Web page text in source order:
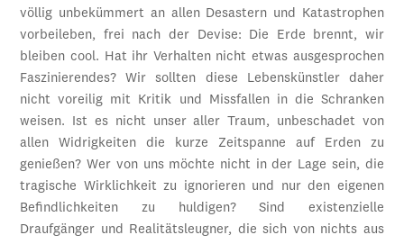
völlig unbekümmert an allen Desastern und Katastrophen
vorbeileben, frei nach der Devise: Die Erde brennt, wir
bleiben cool. Hat ihr Verhalten nicht etwas ausgesprochen
Faszinierendes? Wir sollten diese Lebenskünstler daher
nicht voreilig mit Kritik und Missfallen in die Schranken
weisen. Ist es nicht unser aller Traum, unbeschadet von
allen Widrigkeiten die kurze Zeitspanne auf Erden zu
genießen? Wer von uns möchte nicht in der Lage sein, die
tragische Wirklichkeit zu ignorieren und nur den eigenen
Befindlichkeiten zu huldigen? Sind existenzielle
Draufgänger und Realitätsleugner, die sich von nichts aus